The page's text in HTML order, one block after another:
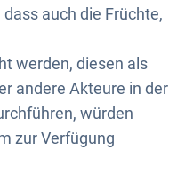
auch die Früchte,
werden, diesen als
andere Akteure in der
würden
zur Verfügung